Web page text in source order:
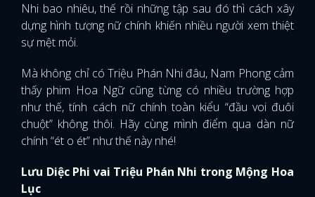
Nhi bao nhiêu, thế rồi những tập sau đó thì cách xây
dựng hình tượng nữ chính khiến nhiều người xem thiệt
sự mệt mỏi.
Mà không chỉ có Triệu Phán Nhi đâu, Nam Phong cảm
thấy phim Hoa Ngữ cũng từng có nhiều trường hợp
như thế, tính cách nữ chính toàn kiểu “đầu voi đuôi
chuột” không thôi. Hãy cùng mình điểm qua dàn nữ
chính “ét o ét” như thế này nhé!
Lưu Diệc Phi vai Triệu Phán Nhi trong Mộng Hoa
Lục